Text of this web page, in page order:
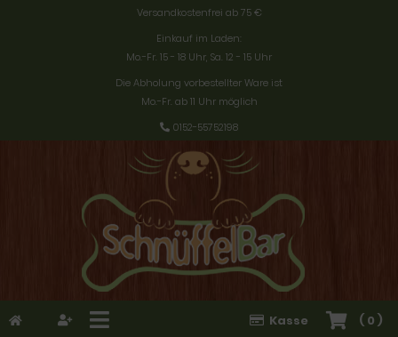
Versandkostenfrei ab 75 €
Einkauf im Laden:
Mo.-Fr. 15 - 18 Uhr, Sa. 12 - 15 Uhr
Die Abholung vorbestellter Ware ist
Mo.-Fr. ab 11 Uhr möglich
0152-55752198
( 0 )
Kasse